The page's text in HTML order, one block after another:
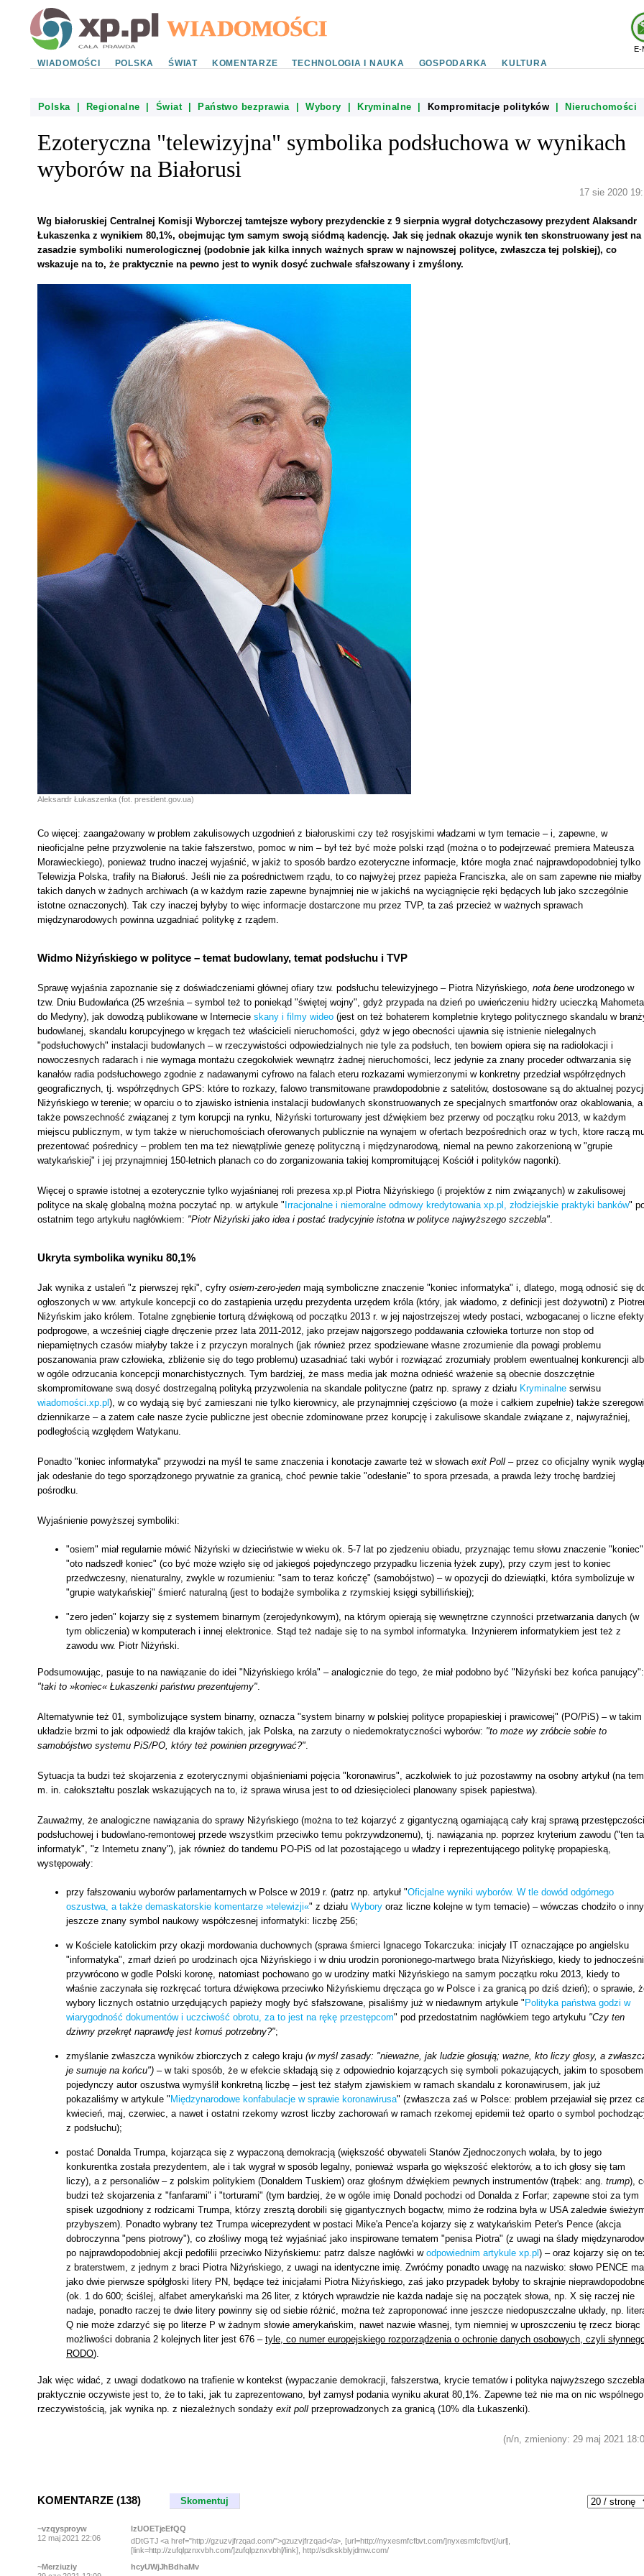
E-
WIADOMOŚCI POLSKA ŚWIAT KOMENTARZE TECHNOLOGIA I NAUKA GOSPODARKA KULTURA
Polska| Regionalne Świat| Państwo bezprawia|Wybory Kryminalne Kompromitacje polityków Nieruchomości
Ezoteryczna "telewizyjna" symbolika podsłuchowa w wynikach
wyborów na Białorusi
17 sie 2020
Wg białoruskiej Centralnej Komisji Wyborczej tamtejsze wybory prezydenckie z 9 sierpnia wygrał dotychczasowy prezydent Alaksandr
Łukaszenka z wynikiem 80,1%, obejmując tym samym swoją siódmą kadencję. Jak się jednak okazuje wynik ten skonstruowany jest na
zasadzie symboliki numerologicznej (podobnie jak kilka innych ważnych spraw w najnowszej polityce, zwłaszcza tej polskiej), co
wskazuje na to, że praktycznie na pewno jest to wynik dosyć zuchwale sfałszowany i zmyślony.
Aleksandr Łukaszenka (fot. president.gov.ua)
Co więcej: zaangażowany w problem zakulisowych uzgodnień z białoruskimi czy też rosyjskimi władzami w tym temacie – i, zapewne, w
nieoficjalne pełne przyzwolenie na takie fałszerstwo, pomoc w nim – był też być może polski rząd (można o to podejrzewać premiera Mateusza
Morawieckiego), ponieważ trudno inaczej wyjaśnić, w jakiż to sposób bardzo ezoteryczne informacje, które mogła znać najprawdopodobniej tylko
Telewizja Polska, trafiły na Białoruś. Jeśli nie za pośrednictwem rządu, to co najwyżej przez papieża Franciszka, ale on sam zapewne nie miałby
takich danych w żadnych archiwach (a w każdym razie zapewne bynajmniej nie w jakichś na wyciągnięcie ręki będących lub jako szczególnie
istotne oznaczonych). Tak czy inaczej byłyby to więc informacje dostarczone mu przez TVP, ta zaś przecież w ważnych sprawach
międzynarodowych powinna uzgadniać politykę z rządem.
Widmo Niżyńskiego w polityce – temat budowlany, temat podsłuchu i TVP
Sprawę wyjaśnia zapoznanie się z doświadczeniami głównej ofiary tzw. podsłuchu telewizyjnego – Piotra Niżyńskiego, nota bene urodzonego w
tzw. Dniu Budowlańca (25 września – symbol też to poniekąd "świętej wojny", gdyż przypada na dzień po uwieńczeniu hidżry ucieczką Mahometa
do Medyny), jak dowodzą publikowane w Internecie skany i filmy wideo (jest on też bohaterem kompletnie krytego politycznego skandalu w
budowlanej, skandalu korupcyjnego w kręgach też właścicieli nieruchomości, gdyż w jego obecności ujawnia się istnienie nielegalnych
"podsłuchowych" instalacji budowlanych – w rzeczywistości odpowiedzialnych nie tyle za podsłuch, ten bowiem opiera się na radiolokacji i
nowoczesnych radarach i nie wymaga montażu czegokolwiek wewnątrz żadnej nieruchomości, lecz jedynie za znany proceder odtwarzania się
kanałów radia podsłuchowego zgodnie z nadawanymi cyfrowo na falach eteru rozkazami wymierzonymi w konkretny przedział współrzędnych
geograficznych, tj. współrzędnych GPS: które to rozkazy, falowo transmitowane prawdopodobnie z satelitów, dostosowane są do aktualnej pozycji
Niżyńskiego w terenie; w oparciu o to zjawisko istnienia instalacji budowlanych skonstruowanych ze specjalnych smartfonów oraz okablowania, a
także powszechność związanej z tym korupcji na rynku, Niżyński torturowany jest dźwiękiem bez przerwy od początku roku 2013, w każdym
miejscu publicznym, w tym także w nieruchomościach oferowanych publicznie na wynajem w ofertach bezpośrednich oraz w tych, ktore raczą
prezentować pośrednicy – problem ten ma też niewątpliwie genezę polityczną i międzynarodową, niemal na pewno zakorzenioną w "grupie
watykańskiej" i jej przynajmniej 150-letnich planach co do zorganizowania takiej kompromitującej Kościół i polityków nagonki).
Więcej o sprawie istotnej a ezoterycznie tylko wyjaśnianej roli prezesa xp.pl Piotra Niżyńskiego (i projektów z nim związanych) w zakulisowej
polityce na skalę globalną można poczytać np. w artykule " Irracjonalne i niemoralne odmowy kredytowania xp.pl, złodziejskie praktyki banków"
ostatnim tego artykułu nagłówkiem: "Piotr Niżyński jako idea i postać tradycyjnie istotna w polityce najwyższego szczebla".
Ukryta symbolika wyniku 80,1%
Jak wynika z ustaleń "z pierwszej ręki", cyfry osiem-zero-jeden mają symboliczne znaczenie "koniec informatyka" i, dlatego, mogą odnosić się
ogłoszonych w ww. artykule koncepcji co do zastąpienia urzędu prezydenta urzędem króla (który, jak wiadomo, z definicji jest dożywotni) z
Niżyńskim jako królem. Totalne zgnębienie torturą dźwiękową od początku 2013 r. w jej najostrzejszej wtedy postaci, wzbogacanej o liczne efekty
podprogowe, a wcześniej ciągłe dręczenie przez lata 2011-2012, jako przejaw najgorszego poddawania człowieka torturze non stop od
niepamiętnych czasów miałyby także i z przyczyn moralnych (jak również przez spodziewane własne zrozumienie dla powagi problemu
poszanowania praw człowieka, zbliżenie się do tego problemu) uzasadniać taki wybór i rozwiązać zrozumiały problem ewentualnej konkurencji
w ogóle odrzucania koncepcji monarchistycznych. Tym bardziej, że mass media jak można odnieść wrażenie są obecnie doszczętnie
skompromitowane swą dosyć dostrzegalną polityką przyzwolenia na skandale polityczne (patrz np. sprawy z działu Kryminalne serwisu
wiadomości.xp.pl ), w co wydają się być zamieszani nie tylko kierownicy, ale przynajmniej częściowo (a może i całkiem zupełnie) także szeregowi
dziennikarze – a zatem całe nasze życie publiczne jest obecnie zdominowane przez korupcję i zakulisowe skandale związane z, najwyraźniej,
podległością względem Watykanu.
Ponadto "koniec informatyka" przywodzi na myśl te same znaczenia i konotacje zawarte też w słowach exit Poll – przez co oficjalny wynik
jak odesłanie do tego sporządzonego prywatnie za granicą, choć pewnie takie "odesłanie" to spora przesada, a prawda leży trochę bardziej
pośrodku.
Wyjaśnienie powyższej symboliki:
"osiem" miał regularnie mówić Niżyński w dzieciństwie w wieku ok. 5-7 lat po zjedzeniu obiadu, przyznając temu słowu znaczenie
"oto nadszedł koniec" (co być może wzięło się od jakiegoś pojedynczego przypadku liczenia łyżek zupy), przy czym jest to koniec
przedwczesny, nienaturalny, zwykle w rozumieniu: "sam to teraz kończę" (samobójstwo) – w opozycji do dziewiątki, która symbolizuje w
"grupie watykańskiej" śmierć naturalną (jest to bodajże symbolika z rzymskiej księgi sybillińskiej);
"zero jeden" kojarzy się z systemem binarnym (zerojedynkowym), na którym opierają się wewnętrzne czynności przetwarzania danych (w
tym obliczenia) w komputerach i innej elektronice. Stąd też nadaje się to na symbol informatyka. Inżynierem informatykiem jest też z
zawodu ww. Piotr Niżyński.
Podsumowując, pasuje to na nawiązanie do idei "Niżyńskiego króla" – analogicznie do tego, że miał podobno być "Niżyński bez końca panujący":
"taki to »koniec« Łukaszenki państwu prezentujemy".
Alternatywnie też 01, symbolizujące system binarny, oznacza "system binarny w polskiej polityce propapieskiej i prawicowej" (PO/PiS) – w takim
układzie brzmi to jak odpowiedź dla krajów takich, jak Polska, na zarzuty o niedemokratyczności wyborów: "to może wy zróbcie sobie to
samobójstwo systemu PiS/PO, który też powinien przegrywać?".
Sytuacja ta budzi też skojarzenia z ezoterycznymi objaśnieniami pojęcia "koronawirus", aczkolwiek to już pozostawmy na osobny artykuł (na
m. in. całokształtu poszlak wskazujących na to, iż sprawa wirusa jest to od dziesięcioleci planowany spisek papiestwa).
Zauważmy, że analogiczne nawiązania do sprawy Niżyńskiego (można to też kojarzyć z gigantyczną ogarniającą cały kraj sprawą przestępczości
podsłuchowej i budowlano-remontowej przede wszystkim przeciwko temu pokrzywdzonemu), tj. nawiązania np. poprzez kryterium zawodu ("ten
informatyk", "z Internetu znany"), jak również do tandemu PO-PiS od lat pozostającego u władzy i reprezentującego politykę propapieską,
występowały:
przy fałszowaniu wyborów parlamentarnych w Polsce w 2019 r. (patrz np. artykuł "Oficjalne wyniki wyborów. W tle dowód odgórnego
oszustwa, a także demaskatorskie komentarze »telewizji«" z działu Wybory oraz liczne kolejne w tym temacie) – wówczas chodziło o inny
jeszcze znany symbol naukowy współczesnej informatyki: liczbę 256;
w Kościele katolickim przy okazji mordowania duchownych (sprawa śmierci Ignacego Tokarczuka: inicjały IT oznaczające po angielsku
"informatyka", zmarł dzień po urodzinach ojca Niżyńskiego i w dniu urodzin poronionego-martwego brata Niżyńskiego, kiedy to
przywrócono w godle Polski koronę, natomiast pochowano go w urodziny matki Niżyńskiego na samym początku roku 2013, kiedy to
właśnie zaczynała się rozkręcać tortura dźwiękowa przeciwko Niżyńskiemu dręcząca go w Polsce i za granicą po dziś dzień); o sprawie,
wybory licznych ostatnio urzędujących papieży mogły być sfałszowane, pisaliśmy już w niedawnym artykule " Polityka państwa godzi w
wiarygodność dokumentów i uczciwość obrotu, za to jest na rękę przestępcom" pod przedostatnim nagłówkiem tego artykułu "Czy ten
dziwny przekręt naprawdę jest komuś potrzebny?";
zmyślanie zwłaszcza wyników zbiorczych z całego kraju (w myśl zasady: "nieważne, jak ludzie głosują; ważne, kto liczy głosy, a
je sumuje na końcu") – w taki sposób, że w efekcie składają się z odpowiednio kojarzących się symboli pokazujących, jakim to sposobem
pojedynczy autor oszustwa wymyślił konkretną liczbę – jest też stałym zjawiskiem w ramach skandalu z koronawirusem, jak już
pokazaliśmy w artykule " Międzynarodowe konfabulacje w sprawie koronawirusa" (zwłaszcza zaś w Polsce: problem przejawiał się przez
kwiecień, maj, czerwiec, a nawet i ostatni rzekomy wzrost liczby zachorowań w ramach rzekomej epidemii też oparto o symbol
z podsłuchu);
postać Donalda Trumpa, kojarząca się z wypaczoną demokracją (większość obywateli Stanów Zjednoczonych wolała, by to jego
konkurentka została prezydentem, ale i tak wygrał w sposób legalny, ponieważ wsparła go większość elektorów, a to ich głosy się tam
liczy), a z personaliów – z polskim politykiem (Donaldem Tuskiem) oraz głośnym dźwiękiem pewnych instrumentów (trąbek: ang. trump),
budzi też skojarzenia z "fanfarami" i "torturami" (tym bardziej, że w ogóle imię Donald pochodzi od Donalda z Forfar; zapewne stoi za tym
spisek uzgodniony z rodzicami Trumpa, którzy zresztą dorobili się gigantycznych bogactw, mimo że rodzina była w USA zaledwie
przybyszem). Ponadto wybrany też Trumpa wiceprezydent w postaci Mike'a Pence'a kojarzy się z watykańskim Peter's Pence (akcja
dobroczynna "pens piotrowy"), co złośliwy mogą też wyjaśniać jako inspirowane tematem "penisa Piotra" (z uwagi na ślady
po najprawdopodobniej akcji pedofilii przeciwko Niżyńskiemu: patrz dalsze nagłówki w odpowiednim artykule xp.pl ) – oraz kojarzy się on
z braterstwem, z jednym z braci Piotra Niżyńskiego, z uwagi na identyczne imię. Zwróćmy ponadto uwagę na nazwisko: słowo PENCE ma
jako dwie pierwsze spółgłoski litery PN, będące też inicjałami Piotra Niżyńskiego, zaś jako przypadek byłoby to skrajnie
(ok. 1 do 600; ściślej, alfabet amerykański ma 26 liter, z których wprawdzie nie każda nadaje się na początek słowa, np. X się raczej nie
nadaje, ponadto raczej te dwie litery powinny się od siebie różnić, można też zaproponować inne jeszcze niedopuszczalne układy, np.
Q nie może zdarzyć się po literze P w żadnym słowie amerykańskim, nawet nazwie własnej, tym niemniej w uproszczeniu tę rzecz biorąc
możliwości dobrania 2 kolejnych liter jest 676 – tyle, co numer europejskiego rozporządzenia o ochronie danych osobowych, czyli
RODO).
Jak więc widać, z uwagi dodatkowo na trafienie w kontekst (wypaczanie demokracji, fałszerstwa, krycie tematów i polityka najwyższego
praktycznie oczywiste jest to, że to taki, jak tu zaprezentowano, był zamysł podania wyniku akurat 80,1%. Zapewne też nie ma on nic
rzeczywistością, jak wynika np. z niezależnych sondaży exit poll przeprowadzonych za granicą (10% dla Łukaszenki).
(n/n, zmieniony: 29 maj 2021
KOMENTARZE (138) Skomentuj
~vzqysproyw
12 maj 2021 22:06
lzUOETjeEfQQ
dDtGTJ <a href="http://gzuzvjfrzqad.com/">gzuzvjfrzqad</a>, [url=http://nyxesmfcfbvt.com/]nyxesmfcfbvt[/url],
[link=http://zufqlpznxvbh.com/]zufqlpznxvbh[/link], http://sdkskblyjdmw.com/
~Merziuziy
hcyUWjJhBdhaMv